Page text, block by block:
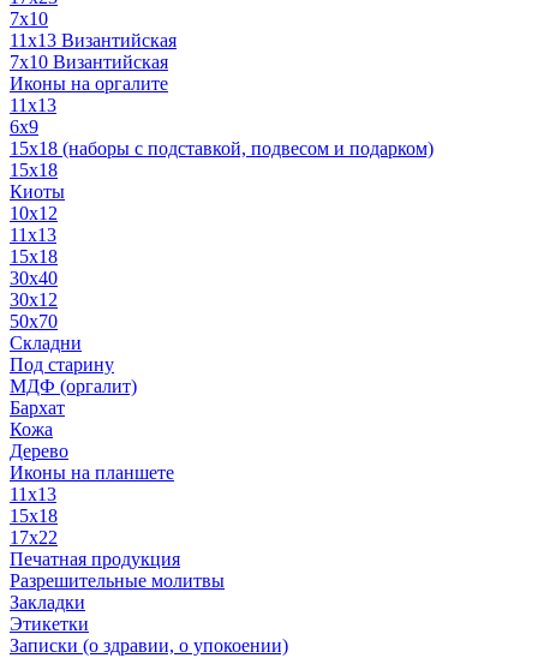
7x10
11x13 Византийская
7x10 Византийская
Иконы на оргалите
11x13
6x9
15х18 (наборы с подставкой, подвесом и подарком)
15x18
Киоты
10x12
11x13
15x18
30x40
30х12
50x70
Складни
Под старину
МДФ (оргалит)
Бархат
Кожа
Дерево
Иконы на планшете
11х13
15х18
17х22
Печатная продукция
Разрешительные молитвы
Закладки
Этикетки
Записки (о здравии, о упокоении)